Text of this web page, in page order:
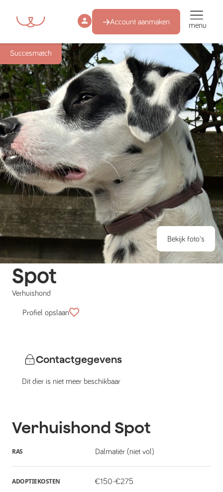
Account aanmaken menu
Succesmatch
Bekijk foto's
Spot
Verhuishond
Profiel opslaan
Contactgegevens
Dit dier is niet meer beschikbaar
Verhuishond Spot
RAS Dalmatiër (niet vol)
ADOPTIEKOSTEN €150-€275